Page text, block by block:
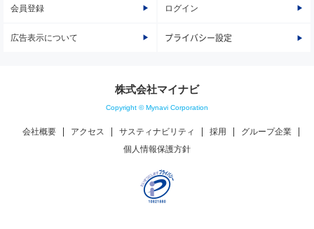
会員登録 ログイン
広告表示について プライバシー設定
株式会社マイナビ
Copyright © Mynavi Corporation
会社概要 アクセス サスティナビリティ 採用
グループ企業
個人情報保護方針